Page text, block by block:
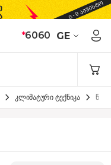
*6060 GE
კლიმატური ტექნიკა